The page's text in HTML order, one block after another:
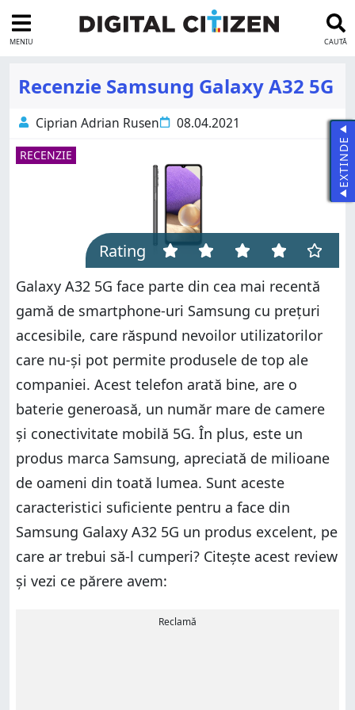
MENIU CAUTĂ
Recenzie Samsung Galaxy A32 5G
Ciprian Adrian Rusen 08.04.2021
RECENZIE
Rating
Galaxy A32 5G face parte din cea mai recentă
gamă de smartphone-uri Samsung cu prețuri
accesibile, care răspund nevoilor utilizatorilor
care nu-și pot permite produsele de top ale
companiei. Acest telefon arată bine, are o
baterie generoasă, un număr mare de camere
și conectivitate mobilă 5G. În plus, este un
produs marca Samsung, apreciată de milioane
de oameni din toată lumea. Sunt aceste
caracteristici suficiente pentru a face din
Samsung Galaxy A32 5G un produs excelent, pe
care ar trebui să-l cumperi? Citește acest review
și vezi ce părere avem:
Reclamă
EXTINDE